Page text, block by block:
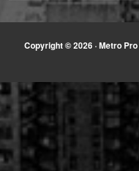
Copyright © 2026 ·Metro Pro